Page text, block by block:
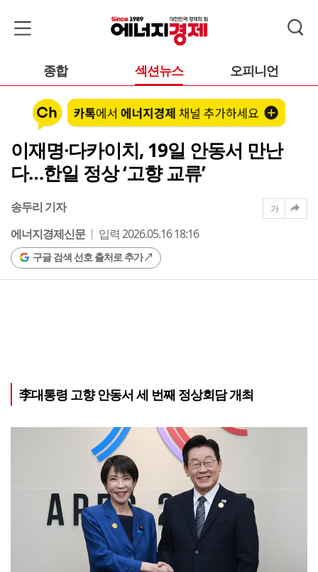
종합 섹션뉴스 오피니언
이재명·다카이치, 19일 안동서 만난
다…한일 정상 ‘고향 교류’
송두리 기자
에너지경제신문
입력 2026.05.16 18:16
구글 검색 선호 출처로 추가
가
李대통령 고향 안동서 세 번째 정상회담 개최